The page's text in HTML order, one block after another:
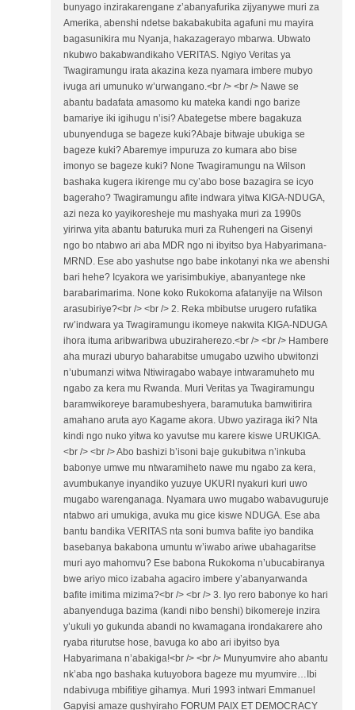
bunyago inzirakarengane z’abanyafurika zijyanywe muri za
Amerika, abenshi ndetse bakabakubita agafuni mu mayira
bagasunikira mu Nyanja, hakazagerayo mbarwa. Ubwato
nkubwo bakabwandikaho VERITAS. Ngiyo Veritas ya
Twagiramungu irata akazina keza nyamara imbere mubyo
ivuga ari umunuko w’urwangano.<br /> <br /> Nawe se
abantu badafata amasomo ku mateka kandi ngo barize
bamariye iki igihugu n’isi? Abategetse mbere bagakuza
ubunyenduga se bageze kuki?Abaje bitwaje ubukiga se
bageze kuki? Abaremye impuruza zo kumara abo bise
imonyo se bageze kuki? None Twagiramungu na Wilson
bashaka kugera ikirenge mu cy’abo bose bazagira se icyo
bageraho? Twagiramungu afite indwara yitwa KIGA-NDUGA,
azi neza ko yayikoresheje mu mashyaka muri za 1990s
yirirwa yita abantu baturuka muri za Ruhengeri na Gisenyi
ngo bo ntabwo ari aba MDR ngo ni ibyitso bya Habyarimana-
MRND. Ese abo yashutse ngo babe inkotanyi nka we abenshi
bari hehe? Icyakora we yarisimbukiye, abanyantege nke
barabarimarima. None koko Rukokoma afatanyije na Wilson
arasubiriye?<br /> <br /> 2. Reka mbibutse urugero rufatika
rw’indwara ya Twagiramungu ikomeye nakwita KIGA-NDUGA
ihora ituma aribwaribwa ubuziraherezo.<br /> <br /> Hambere
aha murazi uburyo baharabitse umugabo uzwiho ubwitonzi
n’ubumanzi witwa Ntiwiragabo wabaye intwaramuheto mu
ngabo za kera mu Rwanda. Muri Veritas ya Twagiramungu
baramwikoreye baramubeshyera, baramutuka bamwitirira
amahano aruta ayo Kagame akora. Ubwo yaziraga iki? Nta
kindi ngo nuko yitwa ko yavutse mu karere kiswe URUKIGA.
<br /> <br /> Abo bashizi b’isoni baje gukubitwa n’inkuba
babonye umwe mu ntwaramiheto nawe mu ngabo za kera,
avumbukanye inyandiko yuzuye UKURI nyakuri kuri uwo
mugabo warenganaga. Nyamara uwo mugabo wabavuguruje
ntabwo ari umukiga, avuka mu gice kiswe NDUGA. Ese aba
bantu bandika VERITAS nta soni bumva bafite iyo bandika
basebanya bakabona umuntu w’iwabo ariwe ubahagaritse
muri ayo mahomvu? Ese babona Rukokoma n’ubucabiranya
bwe ariyo mico izabaha agaciro imbere y’abanyarwanda
bafite imitima mizima?<br /> <br /> 3. Iyo rero babonye ko hari
abanyenduga bazima (kandi nibo benshi) bikomereje inzira
y’ukuli yo gukunda abandi no kwamagana irondakarere aho
ryaba riturutse hose, bavuga ko abo ari ibyitso bya
Habyarimana n’abakiga!<br /> <br /> Munyumvire aho abantu
nk’aba ngo bashaka kutuyobora bageze mu myumvire…Ibi
ndabivuga mbifitiye gihamya. Muri 1993 intwari Emmanuel
Gapyisi amaze gushyiraho FORUM PAIX ET DEMOCRACY